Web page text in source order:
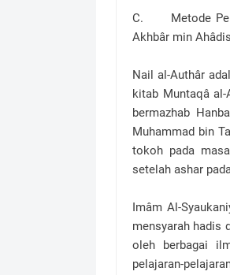
C. Metode
Akhbâr min
Nail al-Authâr
kitab Muntaqâ
bermazhab
Muhammad bin
tokoh pada
setelah ashar
Imâm Al-
mensyarah hadis
oleh berbagai
pelajaran-